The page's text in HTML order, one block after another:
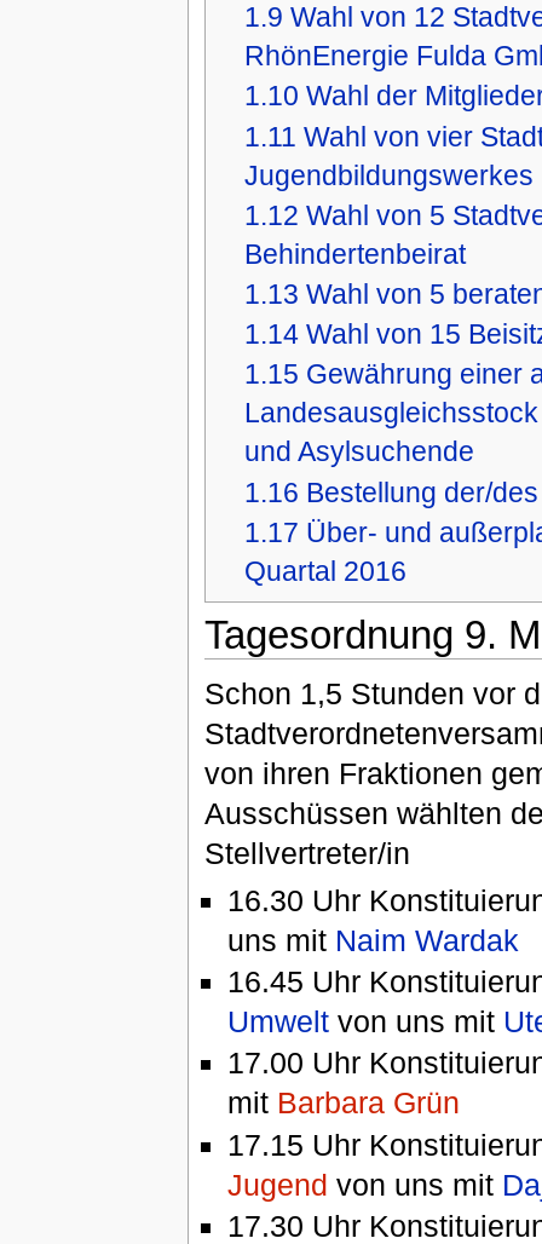
1.9 Wahl von 12
RhönEnergie Fulda
1.10 Wahl der
1.11 Wahl von vier
Jugendbildungswerkes
1.12 Wahl von 5
Behindertenbeirat
1.13 Wahl von 5
1.14 Wahl von 15
1.15 Gewährung einer
und Asylsuchende
1.16 Bestellung der/
1.17 Über- und
Quartal 2016
Tagesordnung 9.
Schon 1,5 Stunden vor
von ihren Fraktionen
Ausschüssen wählten
Stellvertreter/in
16.30 Uhr
uns mit Naim Wardak
16.45 Uhr
Umweltvon uns mit
17.00 Uhr
mit Barbara Grün
17.15 Uhr
Jugend von uns mit
17.30 Uhr